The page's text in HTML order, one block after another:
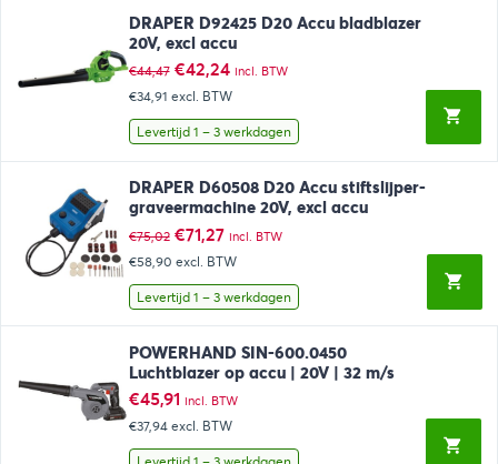
DRAPER D92425 D20 Accu bladblazer
20V, excl accu
€44,47 Oorspronkelijke
prijs
was:
€44,47.
€42,24Huidige
prijs
is:
€42,24.
incl. BTW
€34,91 excl. BTW
Levertijd 1 – 3 werkdagen
DRAPER D60508 D20 Accu stiftslijper-
graveermachine 20V, excl accu
€75,02 Oorspronkelijke
prijs
was:
€75,02.
€71,27Huidige
prijs
is:
€71,27.
incl. BTW
€58,90 excl. BTW
Levertijd 1 – 3 werkdagen
POWERHAND SIN-600.0450
Luchtblazer op accu | 20V | 32 m/s
€45,91 incl. BTW
€37,94 excl. BTW